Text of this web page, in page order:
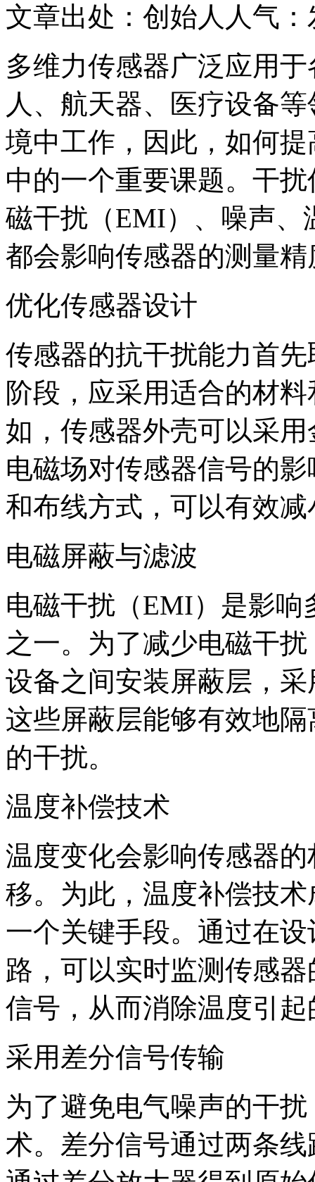
文章出处：创始人 人气：
多维力传感器广泛应用
人、航天器、医疗设备
境中工作，因此，如何
中的一个重要课题。干
磁干扰（EMI）、噪声、
都会影响传感器的测量
优化传感器设计
传感器的抗干扰能力首
阶段，应采用适合的材
如，传感器外壳可以采
电磁场对传感器信号的
和布线方式，可以有效
电磁屏蔽与滤波
电磁干扰（EMI）是影
之一。为了减少电磁干
设备之间安装屏蔽层，
这些屏蔽层能够有效地
的干扰。
温度补偿技术
温度变化会影响传感器
移。为此，温度补偿技
一个关键手段。通过在
路，可以实时监测传感
信号，从而消除温度引
采用差分信号传输
为了避免电气噪声的干
术。差分信号通过两条